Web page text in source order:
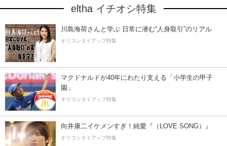
eltha イチオシ特集
川島海荷さんと学ぶ 日常に潜む“人身取引”のリアル
オリコンタイアップ特集
マクドナルドが40年にわたり支える「小学生の甲子
園」
オリコンタイアップ特集
向井康二イケメンすぎ！純愛『（LOVE SONG）』
オリコンタイアップ特集